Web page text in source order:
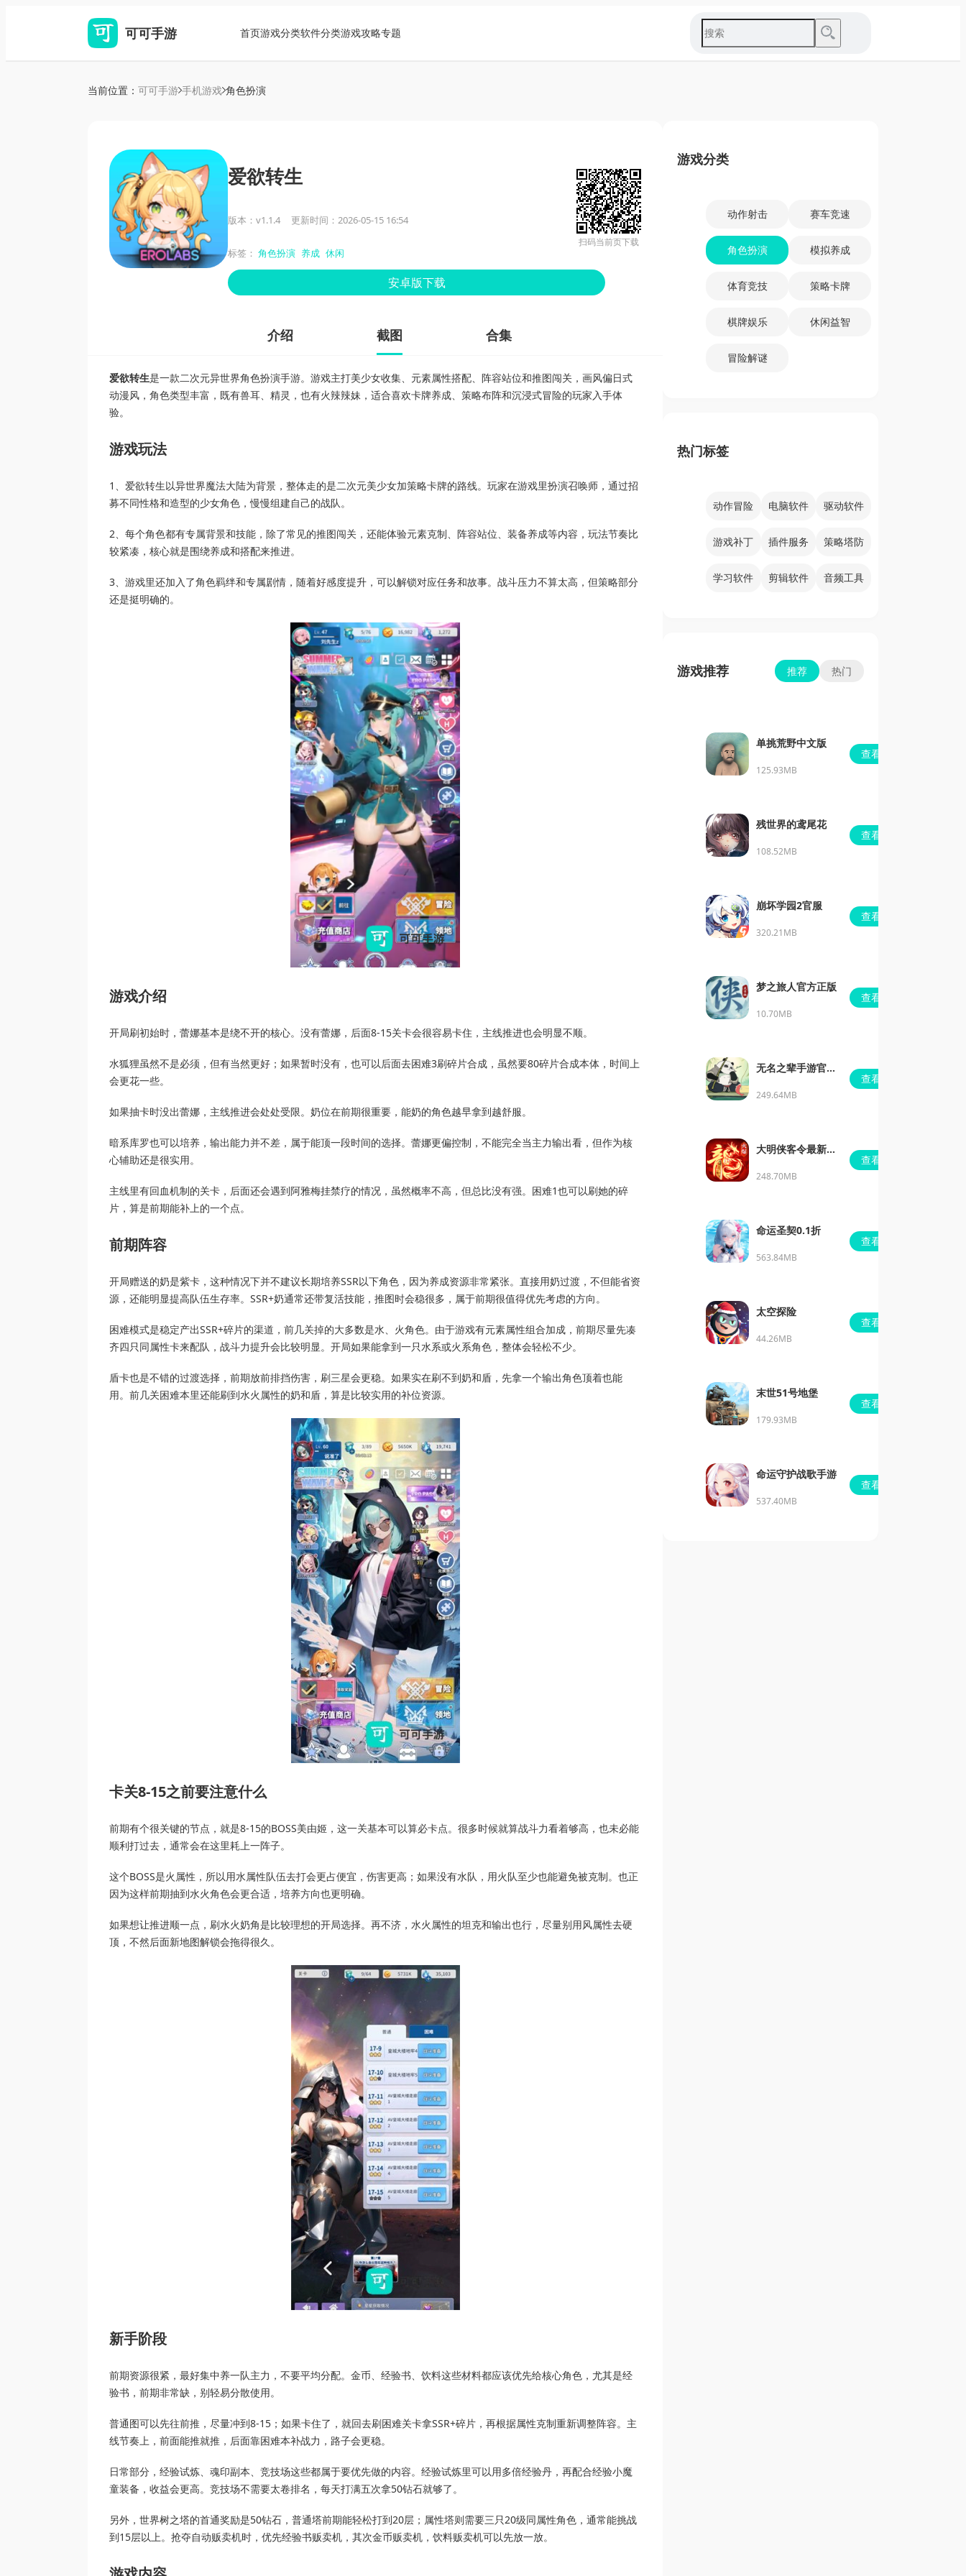
可可手游 首页游戏分类软件分类游戏攻略专题
当前位置： 可可手游 手机游戏 角色扮演
爱欲转生
版本：v1.1.4 更新时间：2026-05-15 16:54
标签： 角色扮演 养成 休闲
安卓版下载
扫码当前页下载
介绍 截图 合集
爱欲转生是一款二次元异世界角色扮演手游。游戏主打美少女收集、元素属性搭配、阵容站位和推图闯关，画风偏日式
动漫风，角色类型丰富，既有兽耳、精灵，也有火辣辣妹，适合喜欢卡牌养成、策略布阵和沉浸式冒险的玩家入手体
验。
游戏玩法
1、爱欲转生以异世界魔法大陆为背景，整体走的是二次元美少女加策略卡牌的路线。玩家在游戏里扮演召唤师，通过招
募不同性格和造型的少女角色，慢慢组建自己的战队。
2、每个角色都有专属背景和技能，除了常见的推图闯关，还能体验元素克制、阵容站位、装备养成等内容，玩法节奏比
较紧凑，核心就是围绕养成和搭配来推进。
3、游戏里还加入了角色羁绊和专属剧情，随着好感度提升，可以解锁对应任务和故事。战斗压力不算太高，但策略部分
还是挺明确的。
游戏介绍
开局刷初始时，蕾娜基本是绕不开的核心。没有蕾娜，后面8-15关卡会很容易卡住，主线推进也会明显不顺。
水狐狸虽然不是必须，但有当然更好；如果暂时没有，也可以后面去困难3刷碎片合成，虽然要80碎片合成本体，时间上
会更花一些。
如果抽卡时没出蕾娜，主线推进会处处受限。奶位在前期很重要，能奶的角色越早拿到越舒服。
暗系库罗也可以培养，输出能力并不差，属于能顶一段时间的选择。蕾娜更偏控制，不能完全当主力输出看，但作为核
心辅助还是很实用。
主线里有回血机制的关卡，后面还会遇到阿雅梅挂禁疗的情况，虽然概率不高，但总比没有强。困难1也可以刷她的碎
片，算是前期能补上的一个点。
前期阵容
开局赠送的奶是紫卡，这种情况下并不建议长期培养SSR以下角色，因为养成资源非常紧张。直接用奶过渡，不但能省资
源，还能明显提高队伍生存率。SSR+奶通常还带复活技能，推图时会稳很多，属于前期很值得优先考虑的方向。
困难模式是稳定产出SSR+碎片的渠道，前几关掉的大多数是水、火角色。由于游戏有元素属性组合加成，前期尽量先凑
齐四只同属性卡来配队，战斗力提升会比较明显。开局如果能拿到一只水系或火系角色，整体会轻松不少。
盾卡也是不错的过渡选择，前期放前排挡伤害，刷三星会更稳。如果实在刷不到奶和盾，先拿一个输出角色顶着也能
用。前几关困难本里还能刷到水火属性的奶和盾，算是比较实用的补位资源。
卡关8-15之前要注意什么
前期有个很关键的节点，就是8-15的BOSS美由姬，这一关基本可以算必卡点。很多时候就算战斗力看着够高，也未必能
顺利打过去，通常会在这里耗上一阵子。
这个BOSS是火属性，所以用水属性队伍去打会更占便宜，伤害更高；如果没有水队，用火队至少也能避免被克制。也正
因为这样前期抽到水火角色会更合适，培养方向也更明确。
如果想让推进顺一点，刷水火奶角是比较理想的开局选择。再不济，水火属性的坦克和输出也行，尽量别用风属性去硬
顶，不然后面新地图解锁会拖得很久。
新手阶段
前期资源很紧，最好集中养一队主力，不要平均分配。金币、经验书、饮料这些材料都应该优先给核心角色，尤其是经
验书，前期非常缺，别轻易分散使用。
普通图可以先往前推，尽量冲到8-15；如果卡住了，就回去刷困难关卡拿SSR+碎片，再根据属性克制重新调整阵容。主
线节奏上，前面能推就推，后面靠困难本补战力，路子会更稳。
日常部分，经验试炼、魂印副本、竞技场这些都属于要优先做的内容。经验试炼里可以用多倍经验丹，再配合经验小魔
童装备，收益会更高。竞技场不需要太卷排名，每天打满五次拿50钻石就够了。
另外，世界树之塔的首通奖励是50钻石，普通塔前期能轻松打到20层；属性塔则需要三只20级同属性角色，通常能挑战
到15层以上。抢夺自动贩卖机时，优先经验书贩卖机，其次金币贩卖机，饮料贩卖机可以先放一放。
游戏分类
动作射击 赛车竞速
角色扮演 模拟养成
体育竞技 策略卡牌
棋牌娱乐 休闲益智
冒险解谜
热门标签
动作冒险 电脑软件 驱动软件
游戏补丁 插件服务 策略塔防
学习软件 剪辑软件 音频工具
游戏推荐 推荐 热门
单挑荒野中文版
125.93MB
查看
残世界的鸢尾花
108.52MB
查看
崩坏学园2官服
320.21MB
查看
梦之旅人官方正版
10.70MB
查看
无名之辈手游官方
版
249.64MB
查看
大明侠客令最新安
卓版
248.70MB
查看
命运圣契0.1折
563.84MB
查看
太空探险
44.26MB
查看
末世51号地堡
179.93MB
查看
命运守护战歌手游
537.40MB
查看